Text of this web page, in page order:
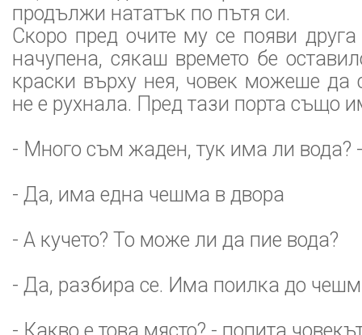
продължи нататък по пътя си.
Скоро пред очите му се появи друга
начупена, сякаш времето бе
краски върху нея, човек можеше да
не е рухнала. Пред тази порта също
- Много съм жаден, тук има ли вода?
- Да, има една чешма в двора
- А кучето? То може ли да пие вода?
- Да, разбира се. Има поилка до